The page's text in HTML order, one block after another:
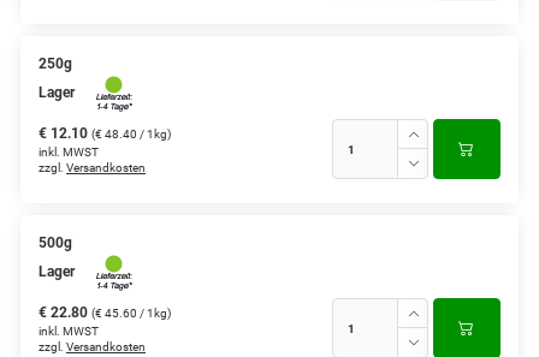
Yogi - und Beuteltee
Aromatisierter Grüntee
Aromatisierter Schwarztee
250g
Lager
€ 12.10 (€ 48.40 / 1kg)
inkl. MWST
zzgl. Versandkosten
500g
Lager
€ 22.80 (€ 45.60 / 1kg)
inkl. MWST
zzgl. Versandkosten